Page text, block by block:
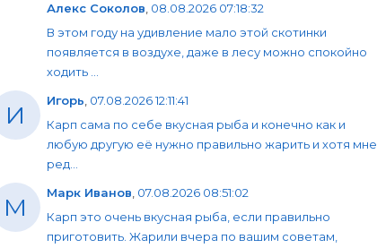
Алекс Соколов, 08.08.2026 07:18:32
В этом году на удивление мало этой скотинки
появляется в воздухе, даже в лесу можно спокойно
ходить ...
И Игорь, 07.08.2026 12:11:41
Карп сама по себе вкусная рыба и конечно как и
любую другую её нужно правильно жарить и хотя мне
ред...
М Марк Иванов, 07.08.2026 08:51:02
Карп это очень вкусная рыба, если правильно
приготовить. Жарили вчера по вашим советам,